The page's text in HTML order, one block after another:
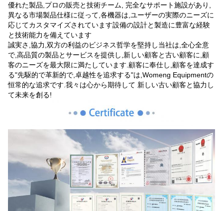
優れた製品,プロの販売と技術チーム, 完全なサポート施設があり,
異なる市場製品仕様に従って,各機器は,ユーザーの実際のニーズに
応じてカスタマイズされています設備の設計と製造に豊富な経験
と技術能力を備えています
誠実さ,協力,双方の利益のビジネス哲学を堅持し当社は,全心全意
で,高品質の製品とサービスを提供し,新しい顧客と古い顧客に,顧
客のニーズを最大限に満たしています.顧客に奉仕し,顧客を達成す
る"先駆的で革新的で,卓越性を追求する"は,Womeng Equipmentの
恒常的な追求です.我々は心から期待して 新しい古い顧客と協力し
て未来を創る!